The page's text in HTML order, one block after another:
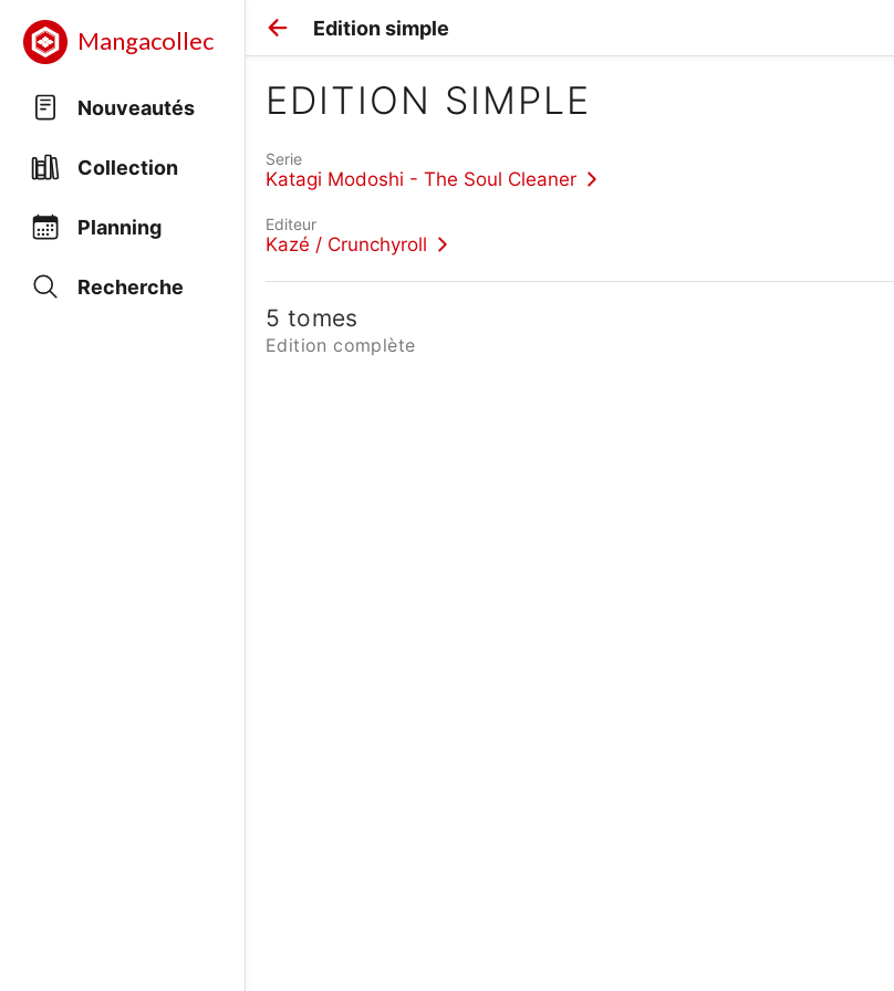
Mangacollec
Nouveautés
Collection
Planning
Recherche
Edition simple
EDITION SIMPLE
Serie
Katagi Modoshi - The Soul Cleaner
Editeur
Kazé / Crunchyroll
5 tomes
Edition complète